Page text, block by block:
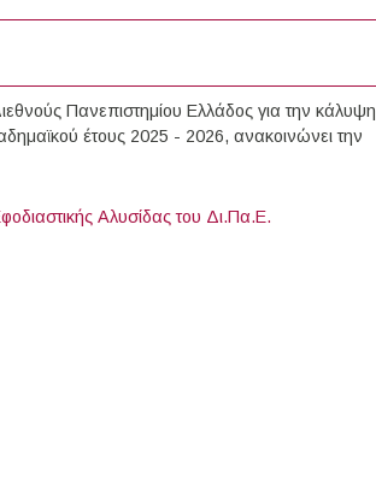
Πανεπιστημίου Ελλάδος για την κάλυψη
έτους 2025 - 2026, ανακοινώνει την
Αλυσίδας του Δι.Πα.Ε.